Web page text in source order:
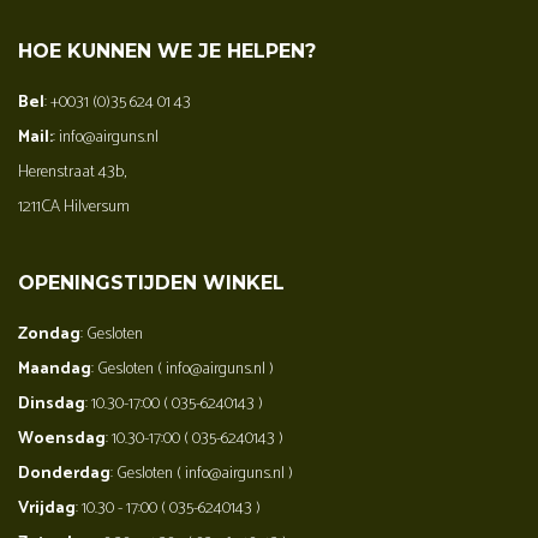
HOE KUNNEN WE JE HELPEN?
Bel: +0031 (0)35 624 01 43
Mail:: info@airguns.nl
Herenstraat 43b,
1211CA Hilversum
OPENINGSTIJDEN WINKEL
Zondag: Gesloten
Maandag: Gesloten ( info@airguns.nl )
Dinsdag: 10.30-17:00 ( 035-6240143 )
Woensdag: 10.30-17:00 ( 035-6240143 )
Donderdag: Gesloten ( info@airguns.nl )
Vrijdag: 10.30 - 17:00 ( 035-6240143 )